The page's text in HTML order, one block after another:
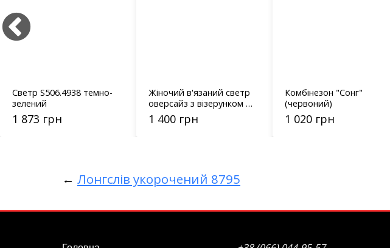
Светр S506.4938 темно-
зелений
1 873 грн
Жіночий в'язаний светр
оверсайз з візерунком у
рубчик 231112
1 400 грн
Комбінезон "Сонг"
(червоний)
1 020 грн
← Лонгслів укорочений 8795